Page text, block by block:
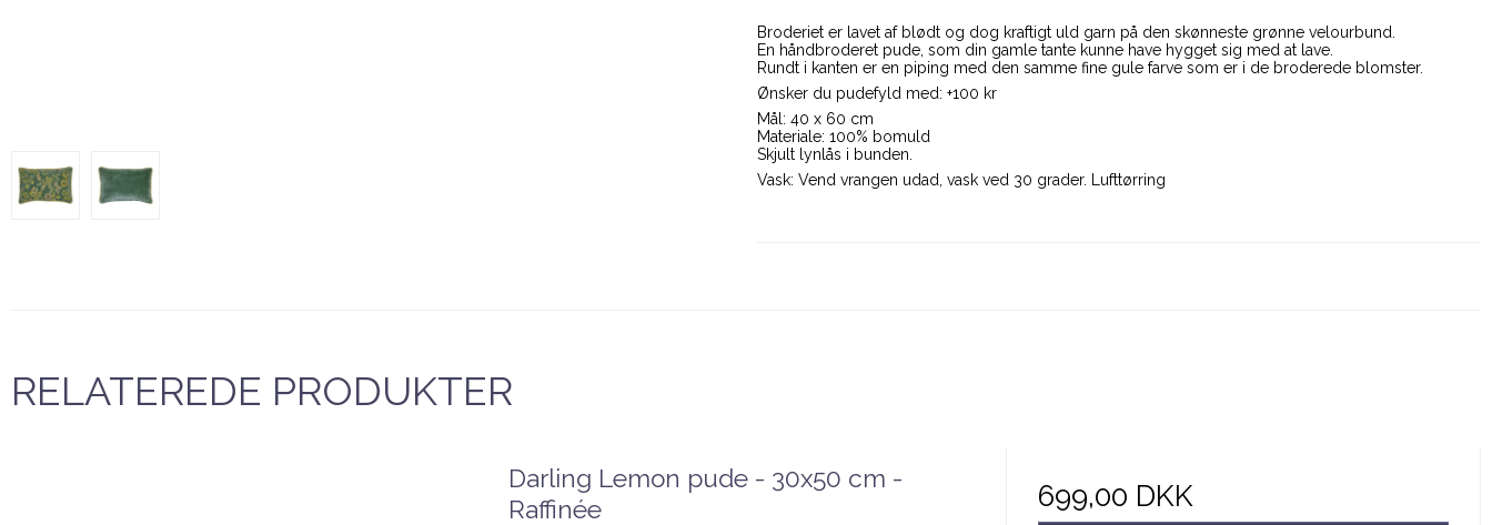
Broderiet er lavet af blødt og dog kraftigt uld garn på den skønneste grønne velourbund.
En håndbroderet pude, som din gamle tante kunne have hygget sig med at lave.
Rundt i kanten er en piping med den samme fine gule farve som er i de broderede blomster.
Ønsker du pudefyld med: +100 kr
Mål: 40 x 60 cm
Materiale: 100% bomuld
Skjult lynlås i bunden.
Vask: Vend vrangen udad, vask ved 30 grader. Lufttørring
RELATEREDE PRODUKTER
Darling Lemon pude - 30x50 cm -
Raffinée
699,00 DKK